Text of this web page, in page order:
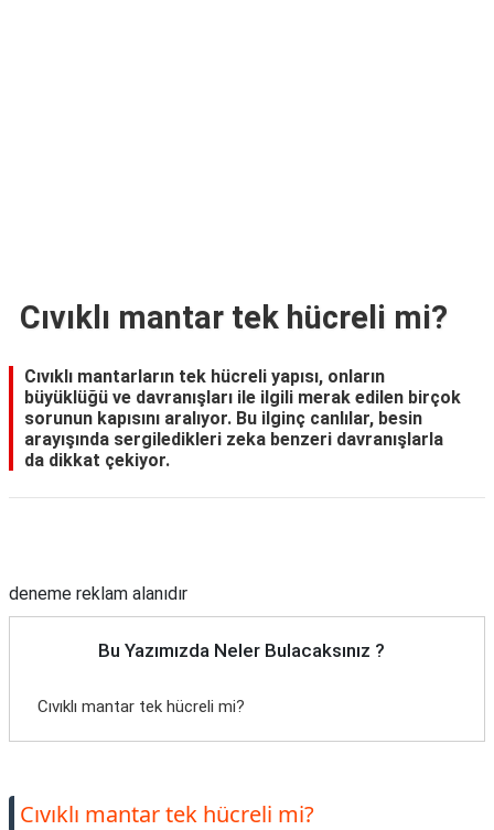
Cıvıklı mantar tek hücreli mi?
Cıvıklı mantarların tek hücreli yapısı, onların
büyüklüğü ve davranışları ile ilgili merak edilen birçok
sorunun kapısını aralıyor. Bu ilginç canlılar, besin
arayışında sergiledikleri zeka benzeri davranışlarla
da dikkat çekiyor.
deneme reklam alanıdır
Bu Yazımızda Neler Bulacaksınız ?
Cıvıklı mantar tek hücreli mi?
Cıvıklı mantar tek hücreli mi?